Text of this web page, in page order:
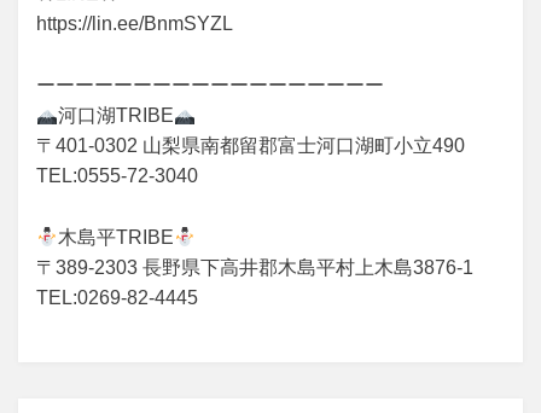
https://lin.ee/BnmSYZL
ーーーーーーーーーーーーーーーーーー
河口湖TRIBE
〒 401-0302 山梨県南都留郡富士河口湖町小立490
TEL:0555-72-3040
木島平TRIBE
〒 389-2303 長野県下高井郡木島平村上木島3876-1
TEL:0269-82-4445